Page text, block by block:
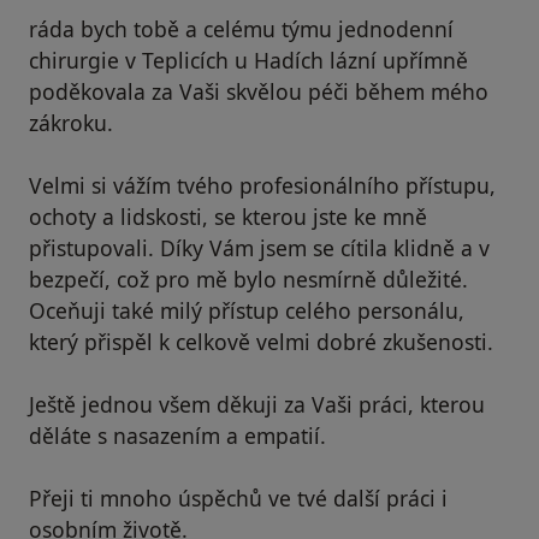
ráda bych tobě a celému týmu jednodenní
chirurgie v Teplicích u Hadích lázní upřímně
poděkovala za Vaši skvělou péči během mého
zákroku.
Velmi si vážím tvého profesionálního přístupu,
ochoty a lidskosti, se kterou jste ke mně
přistupovali. Díky Vám jsem se cítila klidně a v
bezpečí, což pro mě bylo nesmírně důležité.
Oceňuji také milý přístup celého personálu,
který přispěl k celkově velmi dobré zkušenosti.
Ještě jednou všem děkuji za Vaši práci, kterou
děláte s nasazením a empatií.
Přeji ti mnoho úspěchů ve tvé další práci i
osobním životě.